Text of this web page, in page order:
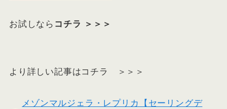
お試しなら コチラ ＞＞＞
より詳しい記事はコチラ ＞＞＞
メゾンマルジェラ・レプリカ【セーリングデ